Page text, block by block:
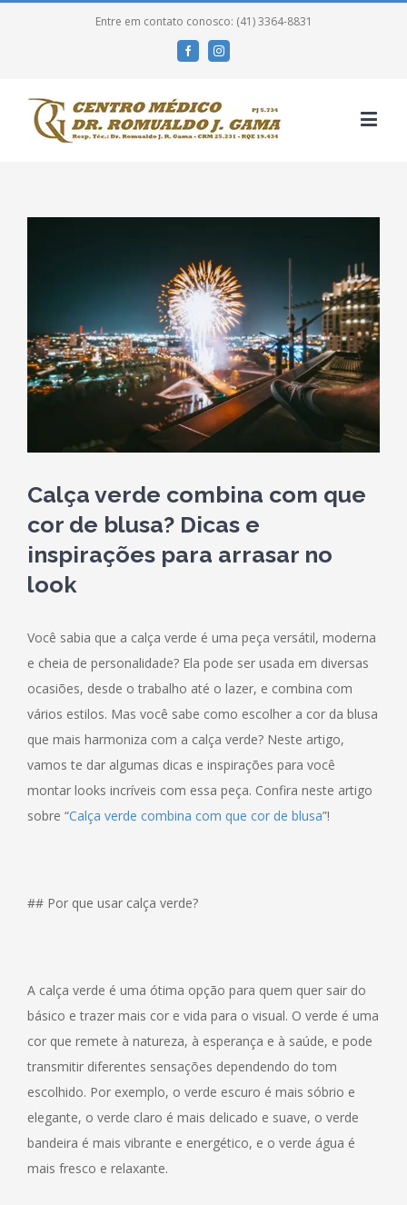
Entre em contato conosco: (41) 3364-8831
FacebookInstagram
Calça verde combina com que
cor de blusa? Dicas e
inspirações para arrasar no
look
Você sabia que a calça verde é uma peça versátil, moderna
e cheia de personalidade? Ela pode ser usada em diversas
ocasiões, desde o trabalho até o lazer, e combina com
vários estilos. Mas você sabe como escolher a cor da blusa
que mais harmoniza com a calça verde? Neste artigo,
vamos te dar algumas dicas e inspirações para você
montar looks incríveis com essa peça. Confira neste artigo
sobre “Calça verde combina com que cor de blusa”!
## Por que usar calça verde?
A calça verde é uma ótima opção para quem quer sair do
básico e trazer mais cor e vida para o visual. O verde é uma
cor que remete à natureza, à esperança e à saúde, e pode
transmitir diferentes sensações dependendo do tom
escolhido. Por exemplo, o verde escuro é mais sóbrio e
elegante, o verde claro é mais delicado e suave, o verde
bandeira é mais vibrante e energético, e o verde água é
mais fresco e relaxante.